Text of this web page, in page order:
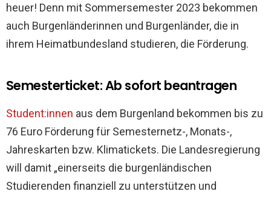
heuer! Denn mit Sommersemester 2023 bekommen
auch Burgenländerinnen und Burgenländer, die in
ihrem Heimatbundesland studieren, die Förderung.
Semesterticket: Ab sofort beantragen
Student:innen aus dem Burgenland bekommen bis zu
76 Euro Förderung für Semesternetz-, Monats-,
Jahreskarten bzw. Klimatickets. Die Landesregierung
will damit „einerseits die burgenländischen
Studierenden finanziell zu unterstützen und